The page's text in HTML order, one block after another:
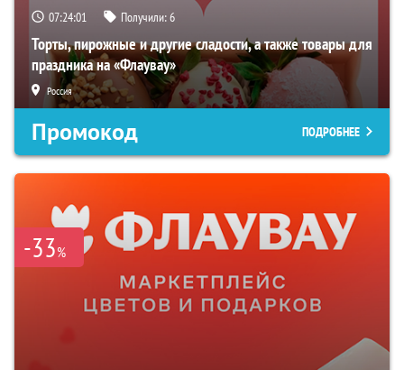
07:24:00 Получили:6
Торты, пирожные и другие сладости, а также товары для
праздника на «Флаувау»
Россия
Промокод ПОДРОБНЕЕ
-33%